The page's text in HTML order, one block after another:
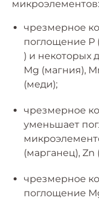
микроэлементов:
чрезмерное
поглощение P
) и некоторых
Mg (магния),
(меди);
чрезмерное
уменьшает
(марганец), Zn
чрезмерное
поглощение